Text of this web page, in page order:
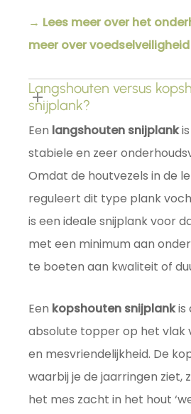
→ Lees meer over het
meer over voedselveiligheid
Langshouten versus
snijplank?
Een langshouten snijplank
stabiele en zeer
Omdat de houtvezels in de
reguleert dit type plank
is een ideale snijplank voor
met een minimum aan
te boeten aan kwaliteit of
Een kopshouten snijplankis
absolute topper op het vlak
en mesvriendelijkheid. De
waarbij je de jaarringen ziet,
het mes zacht in het hout